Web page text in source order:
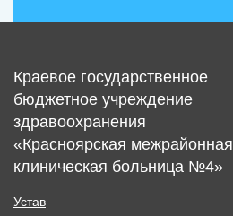
Краевое государственное
бюджетное учреждение
здравоохранения
«Красноярская межрайонная
клиническая больница №4»
Устав